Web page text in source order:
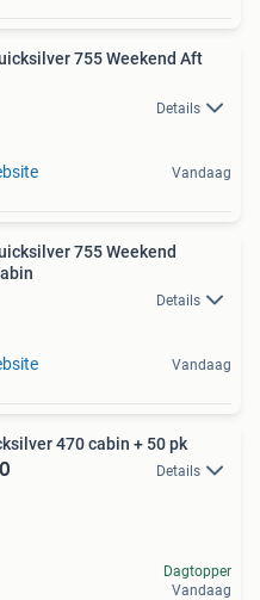
755 Weekend Aft
Details
Vandaag
755 Weekend
Details
Vandaag
470 cabin + 50 pk
Details
Dagtopper
Vandaag